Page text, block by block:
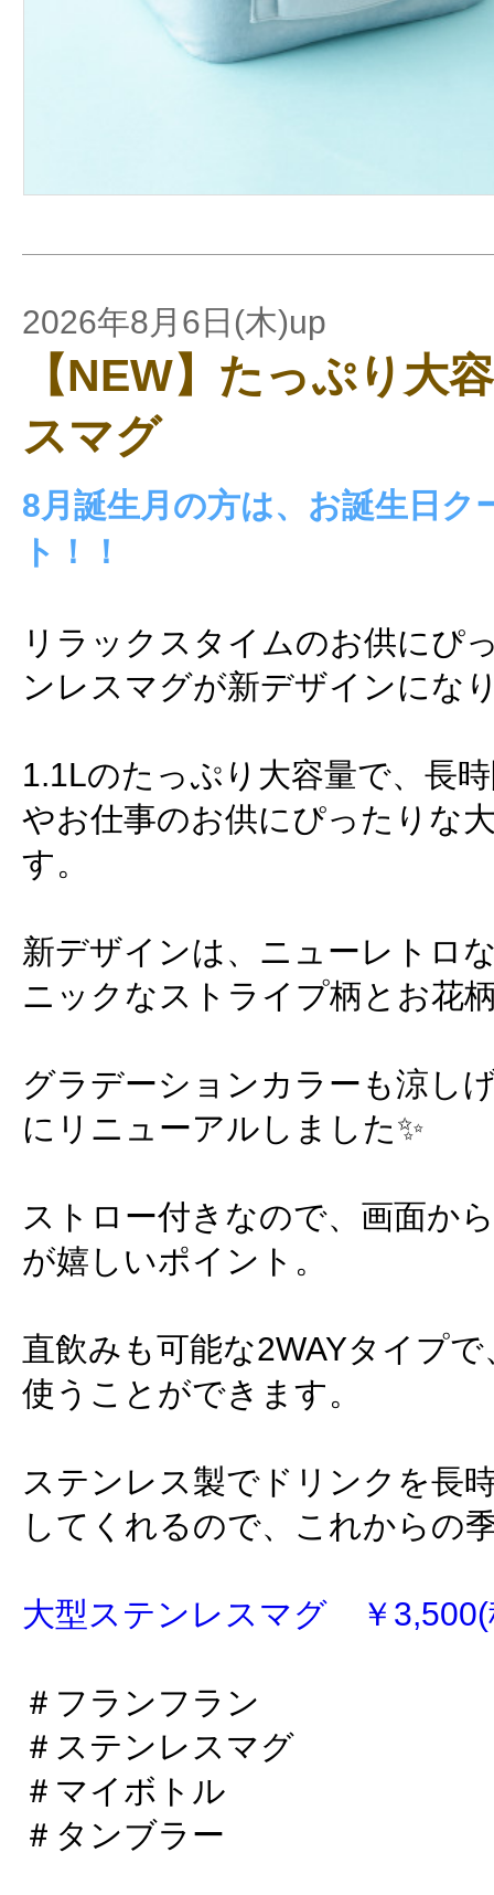
2026年8月6日(木)up
【NEW】たっぷり大
スマグ
8月誕生月の方は、お誕生日ク
ト！！
リラックスタイムのお供にぴ
ンレスマグが新デザインにな
1.1Lのたっぷり大容量で、長
やお仕事のお供にぴったりな
す。
新デザインは、ニューレトロ
ニックなストライプ柄とお花
グラデーションカラーも涼し
にリニューアルしました✨
ストロー付きなので、画面か
が嬉しいポイント。
直飲みも可能な2WAYタイプ
使うことができます。
ステンレス製でドリンクを長
してくれるので、これからの
大型ステンレスマグ ￥3,500(
＃フランフラン
＃ステンレスマグ
＃マイボトル
＃タンブラー